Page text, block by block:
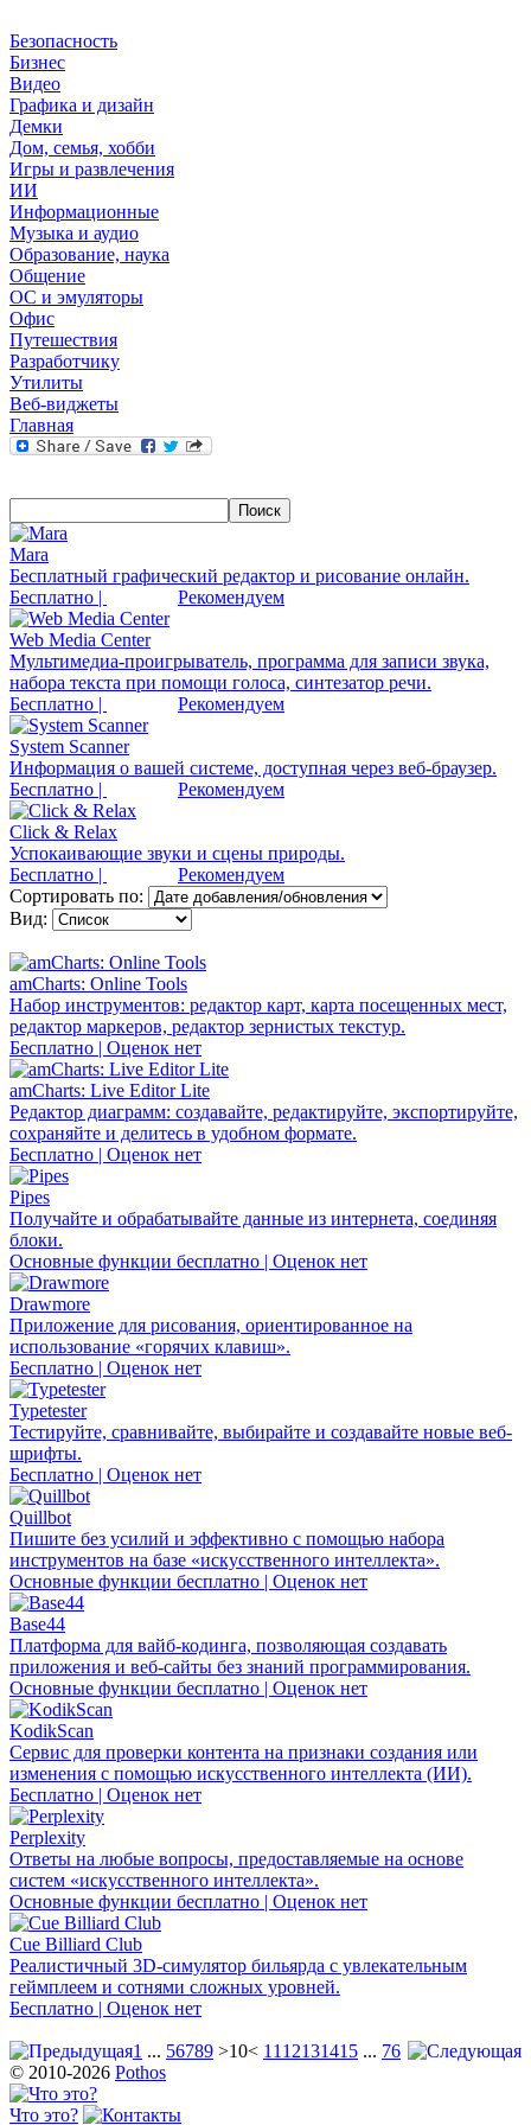
Безопасность
Бизнес
Видео
Графика и дизайн
Демки
Дом, семья, хобби
Игры и развлечения
ИИ
Информационные
Музыка и аудио
Образование, наука
Общение
ОС и эмуляторы
Офис
Путешествия
Разработчику
Утилиты
Веб-виджеты
Главная
Mara
Бесплатный графический редактор и рисование онлайн.
Бесплатно |
Рекомендуем
Web Media Center
Мультимедиа-проигрыватель, программа для записи звука,
набора текста при помощи голоса, синтезатор речи.
Бесплатно |
Рекомендуем
System Scanner
Информация о вашей системе, доступная через веб-браузер.
Бесплатно |
Рекомендуем
Click & Relax
Успокаивающие звуки и сцены природы.
Бесплатно |
Рекомендуем
Сортировать по:
Вид:
amCharts: Online Tools
Набор инструментов: редактор карт, карта посещенных мест,
редактор маркеров, редактор зернистых текстур.
Бесплатно | Оценок нет
amCharts: Live Editor Lite
Редактор диаграмм: создавайте, редактируйте, экспортируйте,
сохраняйте и делитесь в удобном формате.
Бесплатно | Оценок нет
Pipes
Получайте и обрабатывайте данные из интернета, соединяя
блоки.
Основные функции бесплатно | Оценок нет
Drawmore
Приложение для рисования, ориентированное на
использование «горячих клавиш».
Бесплатно | Оценок нет
Typetester
Тестируйте, сравнивайте, выбирайте и создавайте новые веб-
шрифты.
Бесплатно | Оценок нет
Quillbot
Пишите без усилий и эффективно с помощью набора
инструментов на базе «искусственного интеллекта».
Основные функции бесплатно | Оценок нет
Base44
Платформа для вайб-кодинга, позволяющая создавать
приложения и веб-сайты без знаний программирования.
Основные функции бесплатно | Оценок нет
KodikScan
Сервис для проверки контента на признаки создания или
изменения с помощью искусственного интеллекта (ИИ).
Бесплатно | Оценок нет
Perplexity
Ответы на любые вопросы, предоставляемые на основе
систем «искусственного интеллекта».
Основные функции бесплатно | Оценок нет
Cue Billiard Club
Реалистичный 3D-симулятор бильярда с увлекательным
геймплеем и сотнями сложных уровней.
Бесплатно | Оценок нет
1 ... 56789 >10< 11 12131415 ... 76
© 2010-2026 Pothos
Что это?